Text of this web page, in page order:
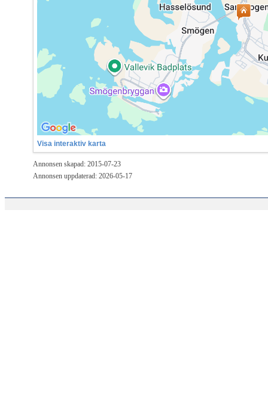
Visa interaktiv karta
Annonsen skapad: 2015-07-23
Annonsen uppdaterad: 2026-05-17